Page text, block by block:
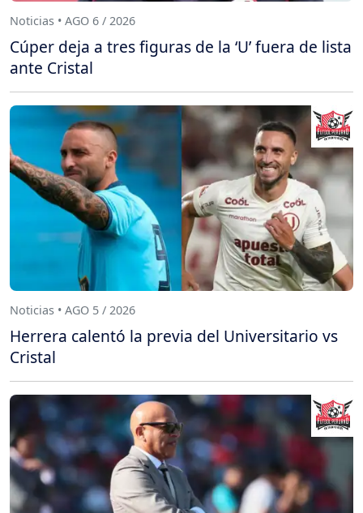
Noticias • AGO 6 / 2026
Cúper deja a tres figuras de la ‘U’ fuera de lista
ante Cristal
Noticias • AGO 5 / 2026
Herrera calentó la previa del Universitario vs
Cristal